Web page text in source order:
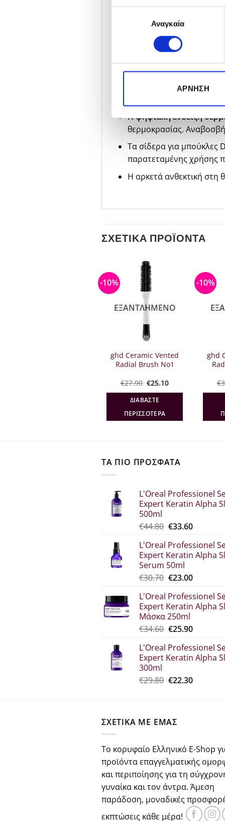
συγκατάθεσηςΑναγκαία
ΆΡΝΗΣΗ
χωρίς επικάλυψη.
Σίδερα για μπούκλες
Τα σίδερα για μπούκλες
11 επίπεδα ρύθμισης
Η ψηφιακή ένδειξη
θερμοκρασίας.
Τα σίδερα για μπούκλες
παρατεταμένης χρήσης
Η αρκετά ανθεκτική στη
ΣΧΕΤΙΚΆ ΠΡΟΪΌΝΤΑ
-10%
ΕΞΑΝΤΛΗΜΈΝΟ
ghd Ceramic Vented
Radial Brush No1
€27.90 Original
was:
€27.90.
€25.10Η
ΔΙΑΒΆΣΤΕ
ΠΕΡΙΣΣΌΤΕΡΑ
-10%
ghd
€
ΤΑ ΠΙΟ ΠΡΟΣΦΑΤΑ
L'Oreal Professionel
Expert Keratin Alpha
500ml
€44.80 Original
was:
€44.80.
€33.60Η
τιμή
είναι:
L'Oreal Professionel
Expert Keratin Alpha
Serum 50ml
€30.70 Original
was:
€30.70.
€23.00Η
τιμή
είναι:
L'Oreal Professionel
Expert Keratin Alpha
Μάσκα 250ml
€34.60 Original
was:
€34.60.
€25.90Η
τιμή
είναι:
L'Oreal Professionel
Expert Keratin Alpha
300ml
€29.80 Original
€22.30Η
ΣΧΕΤΙΚΑ ΜΕ ΕΜΑΣ
Το κορυφαίο Ελληνικό E-Shop
προϊόντα επαγγελματικής
και περιποίησης για τη
γυναίκα και τον άντρα. Άμεση
παράδοση, μοναδικές
εκπτώσεις κάθε μέρα!